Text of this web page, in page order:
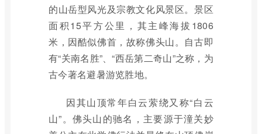
的山岳型风光及宗教文化风景区。景区
面积15平方公里，其主峰海拔1806
米，因酷似佛首，故称佛头山。自古即
有“关南名胜”、“西岳第二奇山”之称，为
古今著名避暑游览胜地。
因其山顶常年白云萦绕又称“白云
山”。佛头山的驰名，主要源于潼关妙